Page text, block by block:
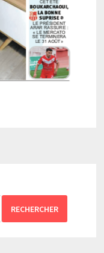
RECHERCHER